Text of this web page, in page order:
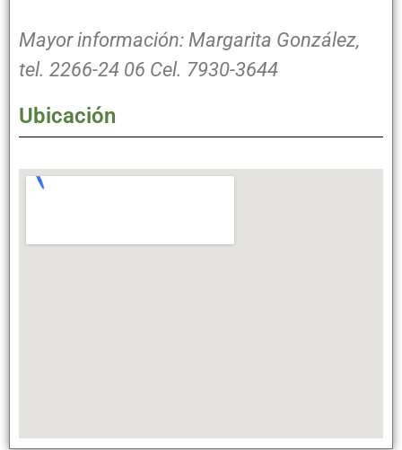
Mayor información: Margarita González,
tel. 2266-24 06 Cel. 7930-3644
Ubicación